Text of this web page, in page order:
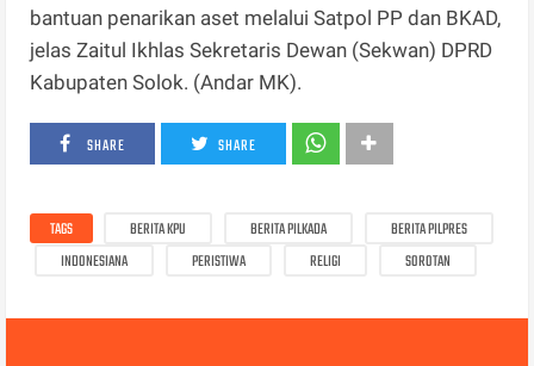
bantuan penarikan aset melalui Satpol PP dan BKAD,
jelas Zaitul Ikhlas Sekretaris Dewan (Sekwan) DPRD
Kabupaten Solok. (Andar MK).
SHARE SHARE
TAGS BERITA KPU BERITA PILKADA
BERITA PILPRES
INDONESIANA
PERISTIWA RELIGI SOROTAN